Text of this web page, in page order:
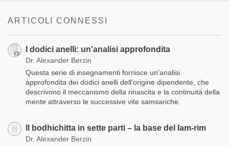
ARTICOLI CONNESSI
I dodici anelli: un'analisi approfondita
Dr. Alexander Berzin
Questa serie di insegnamenti fornisce un'analisi
approfondita dei dodici anelli dell'origine dipendente, che
descrivono il meccanismo della rinascita e la continuità della
mente attraverso le successive vite samsariche.
Il bodhichitta in sette parti – la base del lam-rim
Dr. Alexander Berzin